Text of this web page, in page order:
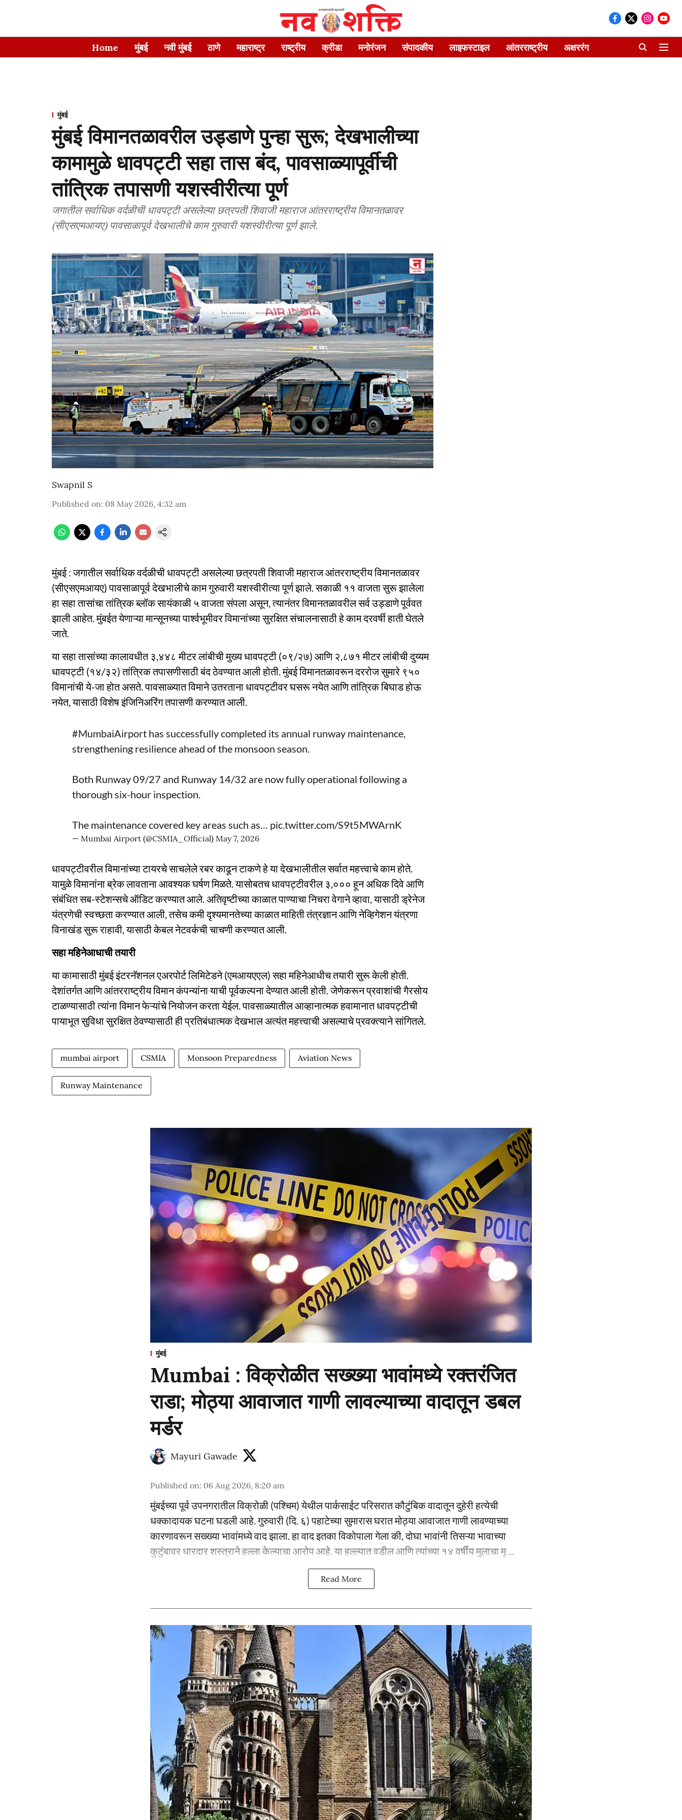
Home मुंबई नवी मुंबई ठाणे महाराष्ट्र राष्ट्रीय क्रीडा मनोरंजन संपादकीय लाइफस्टाइल आंतरराष्ट्रीय अक्षररंग
मुंबई
मुंबई विमानतळावरील उड्डाणे पुन्हा सुरू; देखभालीच्या
कामामुळे धावपट्टी सहा तास बंद, पावसाळ्यापूर्वीची
तांत्रिक तपासणी यशस्वीरीत्या पूर्ण
जगातील सर्वाधिक वर्दळीची धावपट्टी असलेल्या छत्रपती शिवाजी महाराज आंतरराष्ट्रीय विमानतळावर
(सीएसएमआयए) पावसाळापूर्व देखभालीचे काम गुरुवारी यशस्वीरीत्या पूर्ण झाले.
Swapnil S
Published on: 08 May 2026, 4:32 am
मुंबई : जगातील सर्वाधिक वर्दळीची धावपट्टी असलेल्या छत्रपती शिवाजी महाराज आंतरराष्ट्रीय विमानतळावर
(सीएसएमआयए) पावसाळापूर्व देखभालीचे काम गुरुवारी यशस्वीरीत्या पूर्ण झाले. सकाळी ११ वाजता सुरू झालेला
हा सहा तासांचा तांत्रिक ब्लॉक सायंकाळी ५ वाजता संपला असून, त्यानंतर विमानतळावरील सर्व उड्डाणे पूर्ववत
झाली आहेत. मुंबईत येणाऱ्या मान्सूनच्या पार्श्वभूमीवर विमानांच्या सुरक्षित संचालनासाठी हे काम दरवर्षी हाती घेतले
जाते.
या सहा तासांच्या कालावधीत ३,४४८ मीटर लांबीची मुख्य धावपट्टी (०९/२७) आणि २,८७१ मीटर लांबीची दुय्यम
धावपट्टी (१४/३२) तांत्रिक तपासणीसाठी बंद ठेवण्यात आली होती. मुंबई विमानतळावरून दररोज सुमारे ९५०
विमानांची ये-जा होत असते. पावसाळ्यात विमाने उतरताना धावपट्टीवर घसरू नयेत आणि तांत्रिक बिघाड होऊ
नयेत, यासाठी विशेष इंजिनिअरिंग तपासणी करण्यात आली.
#MumbaiAirport has successfully completed its annual runway maintenance,
strengthening resilience ahead of the monsoon season.
Both Runway 09/27 and Runway 14/32 are now fully operational following a
thorough six-hour inspection.
The maintenance covered key areas such as… pic.twitter.com/S9t5MWArnK
— Mumbai Airport (@CSMIA_Official) May 7, 2026
धावपट्टीवरील विमानांच्या टायरचे साचलेले रबर काढून टाकणे हे या देखभालीतील सर्वात महत्त्वाचे काम होते.
यामुळे विमानांना ब्रेक लावताना आवश्यक घर्षण मिळते. यासोबतच धावपट्टीवरील ३,००० हून अधिक दिवे आणि
संबंधित सब-स्टेशन्सचे ऑडिट करण्यात आले. अतिवृष्टीच्या काळात पाण्याचा निचरा वेगाने व्हावा, यासाठी ड्रेनेज
यंत्रणेची स्वच्छता करण्यात आली, तसेच कमी दृश्यमानतेच्या काळात माहिती तंत्रज्ञान आणि नेव्हिगेशन यंत्रणा
विनाखंड सुरू राहावी, यासाठी केबल नेटवर्कची चाचणी करण्यात आली.
सहा महिनेआधाची तयारी
या कामासाठी मुंबई इंटरनॅशनल एअरपोर्ट लिमिटेडने (एमआयएएल) सहा महिनेआधीच तयारी सुरू केली होती.
देशांतर्गत आणि आंतरराष्ट्रीय विमान कंपन्यांना याची पूर्वकल्पना देण्यात आली होती. जेणेकरून प्रवाशांची गैरसोय
टाळण्यासाठी त्यांना विमान फेऱ्यांचे नियोजन करता येईल. पावसाळ्यातील आव्हानात्मक हवामानात धावपट्टीची
पायाभूत सुविधा सुरक्षित ठेवण्यासाठी ही प्रतिबंधात्मक देखभाल अत्यंत महत्त्वाची असल्याचे प्रवक्त्याने सांगितले.
mumbai airport CSMIA Monsoon Preparedness Aviation News
Runway Maintenance
मुंबई
Mumbai : विक्रोळीत सख्ख्या भावांमध्ये रक्तरंजित
राडा; मोठ्या आवाजात गाणी लावल्याच्या वादातून डबल
मर्डर
Mayuri Gawade
Published on: 06 Aug 2026, 8:20 am
मुंबईच्या पूर्व उपनगरातील विक्रोळी (पश्चिम) येथील पार्कसाईट परिसरात कौटुंबिक वादातून दुहेरी हत्येची
धक्कादायक घटना घडली आहे. गुरुवारी (दि. ६) पहाटेच्या सुमारास घरात मोठ्या आवाजात गाणी लावण्याच्या
कारणावरून सख्ख्या भावांमध्ये वाद झाला. हा वाद इतका विकोपाला गेला की, दोघा भावांनी तिसऱ्या भावाच्या
कुटुंबावर धारदार शस्त्राने हल्ला केल्याचा आरोप आहे. या हल्ल्यात वडील आणि त्यांच्या १४ वर्षीय मुलाचा मृ ...
Read More